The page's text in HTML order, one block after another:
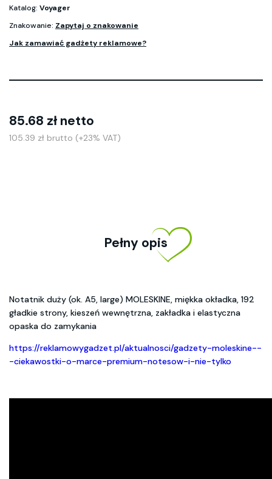
Katalog: Voyager
Znakowanie: Zapytaj o znakowanie
Jak zamawiać gadżety reklamowe?
85.68 zł netto
105.39 zł brutto (+23% VAT)
Pełny opis
Notatnik duży (ok. A5, large) MOLESKINE, miękka okładka, 192
gładkie strony, kieszeń wewnętrzna, zakładka i elastyczna
opaska do zamykania
https://reklamowygadzet.pl/aktualnosci/gadzety-moleskine--
-ciekawostki-o-marce-premium-notesow-i-nie-tylko